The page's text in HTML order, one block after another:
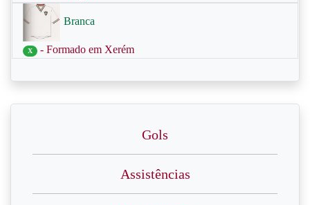
Branca
X - Formado em Xerém
Gols
Assistências